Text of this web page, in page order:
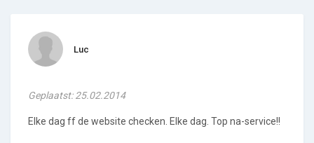
Luc
Geplaatst: 25.02.2014
Elke dag ff de website checken. Elke dag. Top na-service!!